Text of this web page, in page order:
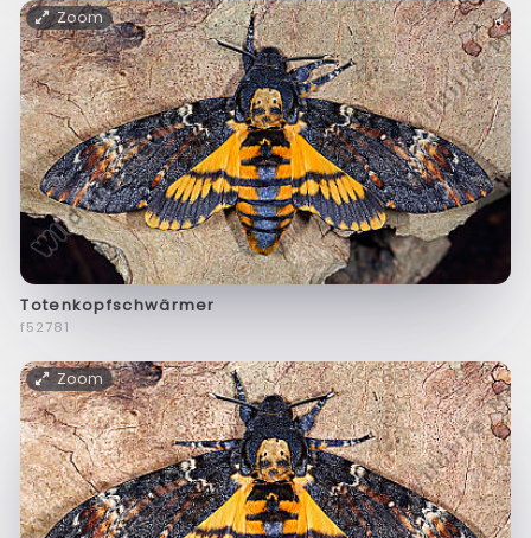
Zoom
Totenkopfschwärmer
f52781
Zoom